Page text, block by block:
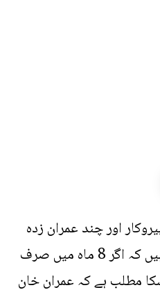
اور چند عمران زدہ
صحافی یہ کہتے نظر آتے ہیں کہ اگر 8 ماہ میں صرف
مطلب ہے کہ عمران خان